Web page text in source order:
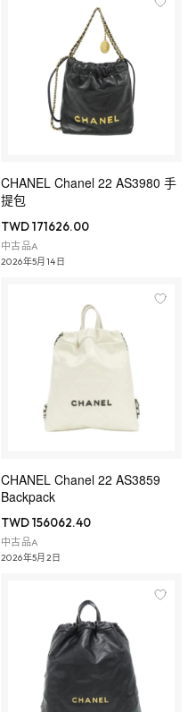
CHANEL Chanel 22 AS3980 手
提包
TWD 171626.00
中古品A
2026年5月14日
CHANEL Chanel 22 AS3859
Backpack
TWD 156062.40
中古品A
2026年5月2日